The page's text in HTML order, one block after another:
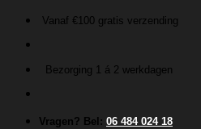
inhoud
Vanaf €100 gratis verzending
Bezorging 1 á 2 werkdagen
Vragen? Bel: 06 484 024 18